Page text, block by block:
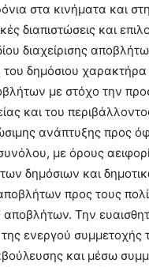
στα κινήματα και
διαπιστώσεις και
διαχείρισης
δημόσιου χαρακτήρα
με στόχο την
και του
ανάπτυξης προς
με όρους
δημόσιων και
προς τους
Την
ενεργού συμμετοχής
και μέσω